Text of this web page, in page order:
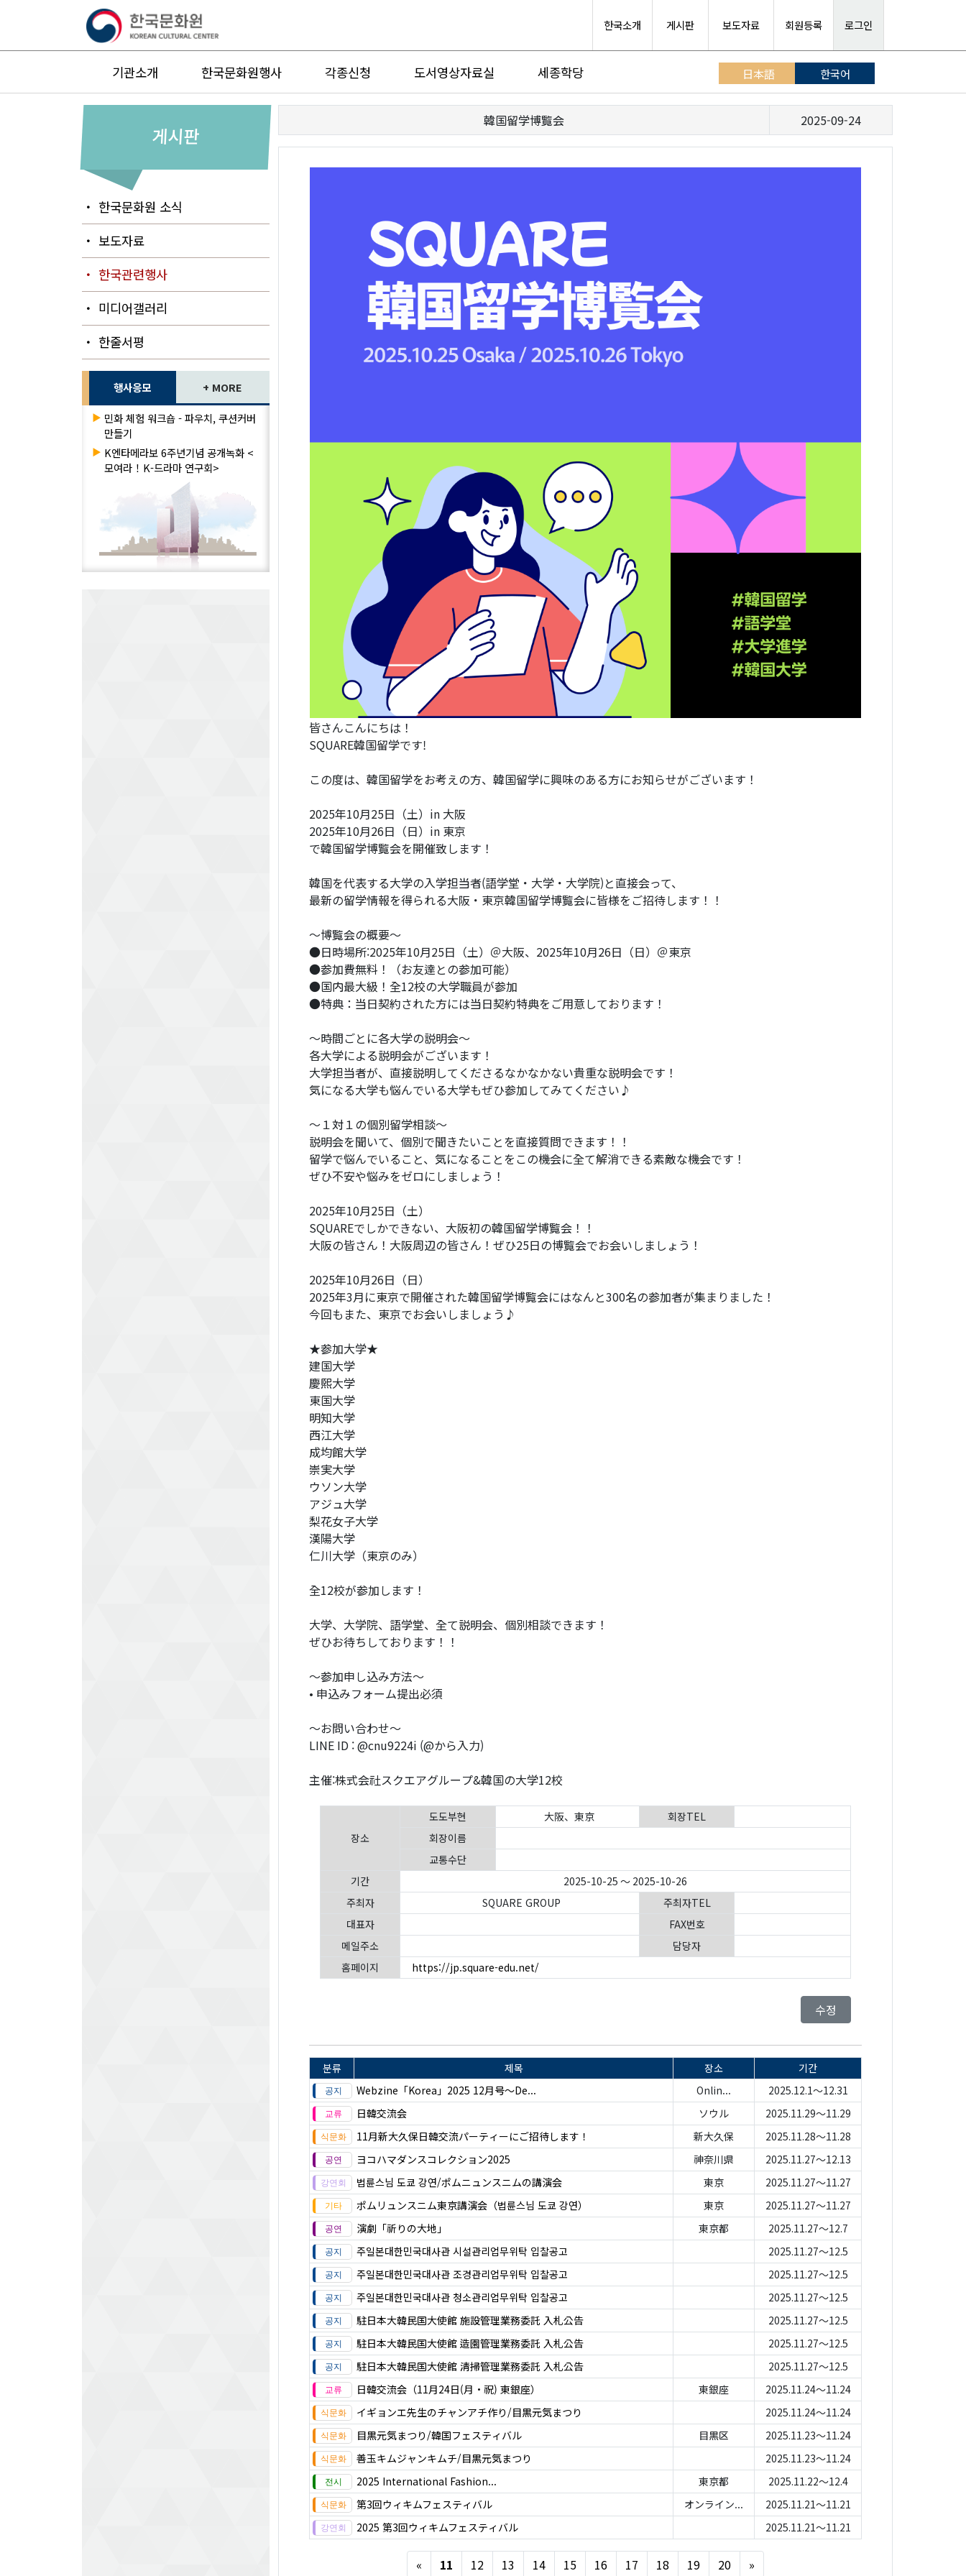
한국소개 게시판 보도자료 회원등록 로그인
기관소개 한국문화원행사 각종신청 도서영상자료실 세종학당 日本語 한국어
게시판
・ 한국문화원 소식
・ 보도자료
・ 한국관련행사
・ 미디어갤러리
・ 한줄서평
행사응모 + MORE
▶ 민화 체험 워크숍 - 파우치, 쿠션커버
만들기
▶ K엔타메라보 6주년기념 공개녹화 <
모여라！K-드라마 연구회>
韓国留学博覧会 2025-09-24
皆さんこんにちは！
SQUARE韓国留学です!
この度は、韓国留学をお考えの方、韓国留学に興味のある方にお知らせがございます！
2025年10月25日（土）in 大阪
2025年10月26日（日）in 東京
で韓国留学博覧会を開催致します！
韓国を代表する大学の入学担当者(語学堂・大学・大学院)と直接会って、
最新の留学情報を得られる大阪・東京韓国留学博覧会に皆様をご招待します！！
～博覧会の概要～
●日時場所:2025年10月25日（土）＠大阪、2025年10月26日（日）＠東京
●参加費無料！（お友達との参加可能）
●国内最大級！全12校の大学職員が参加
●特典：当日契約された方には当日契約特典をご用意しております！
～時間ごとに各大学の説明会～
各大学による説明会がございます！
大学担当者が、直接説明してくださるなかなかない貴重な説明会です！
気になる大学も悩んでいる大学もぜひ参加してみてください♪
～１対１の個別留学相談～
説明会を聞いて、個別で聞きたいことを直接質問できます！！
留学で悩んでいること、気になることをこの機会に全て解消できる素敵な機会です！
ぜひ不安や悩みをゼロにしましょう！
2025年10月25日（土）
SQUAREでしかできない、大阪初の韓国留学博覧会！！
大阪の皆さん！大阪周辺の皆さん！ぜひ25日の博覧会でお会いしましょう！
2025年10月26日（日）
2025年3月に東京で開催された韓国留学博覧会にはなんと300名の参加者が集まりました！
今回もまた、東京でお会いしましょう♪
★参加大学★
建国大学
慶煕大学
東国大学
明知大学
西江大学
成均館大学
崇実大学
ウソン大学
アジュ大学
梨花女子大学
漢陽大学
仁川大学（東京のみ）
全12校が参加します！
大学、大学院、語学堂、全て説明会、個別相談できます！
ぜひお待ちしております！！
～参加申し込み方法～
• 申込みフォーム提出必須
～お問い合わせ～
LINE ID : @cnu9224i (@から入力)
主催:株式会社スクエアグループ&韓国の大学12校
장소
도도부현 大阪、東京
회장TEL
회장이름
교통수단
기간
2025-10-25 ～ 2025-10-26
주최자
SQUARE GROUP
주최자TEL
대표자
FAX번호
메일주소
담당자
홈페이지
https://jp.square-edu.net/
수정
분류 제목 장소
기간
Webzine「Korea」2025 12月号～De...
Onlin...
2025.12.1～12.31
日韓交流会
ソウル
2025.11.29～11.29
11月新大久保日韓交流パーティーにご招待します！
新大久保
2025.11.28～11.28
ヨコハマダンスコレクション2025
神奈川県
2025.11.27～12.13
법륜스님 도쿄 강연/ポムニュンスニムの講演会
東京
2025.11.27～11.27
ポムリュンスニム東京講演会（법륜스님 도쿄 강연）
東京
2025.11.27～11.27
演劇「祈りの大地」
東京都
2025.11.27～12.7
주일본대한민국대사관 시설관리업무위탁 입찰공고
2025.11.27～12.5
주일본대한민국대사관 조경관리업무위탁 입찰공고
2025.11.27～12.5
주일본대한민국대사관 청소관리업무위탁 입찰공고
2025.11.27～12.5
駐日本大韓民国大使館 施設管理業務委託 入札公告
2025.11.27～12.5
駐日本大韓民国大使館 造園管理業務委託 入札公告
2025.11.27～12.5
駐日本大韓民国大使館 清掃管理業務委託 入札公告
2025.11.27～12.5
日韓交流会（11月24日(月・祝) 東銀座）
東銀座
2025.11.24～11.24
イギョンエ先生のチャンアチ作り/目黒元気まつり
2025.11.24～11.24
目黒元気まつり/韓国フェスティバル
目黒区
2025.11.23～11.24
善玉キムジャンキムチ/目黒元気まつり
2025.11.23～11.24
2025 International Fashion...
東京都
2025.11.22～12.4
第3回ウィキムフェスティバル
オンライン...
2025.11.21～11.21
2025 第3回ウィキムフェスティバル
2025.11.21～11.21
« Previous
11 12 13 14 15 16 17 18 19 20 »